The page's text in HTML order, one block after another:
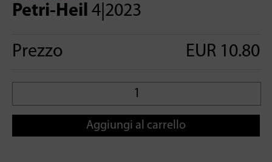
Petri-Heil 4|2023
Prezzo EUR 10.80
Aggiungi al carrello